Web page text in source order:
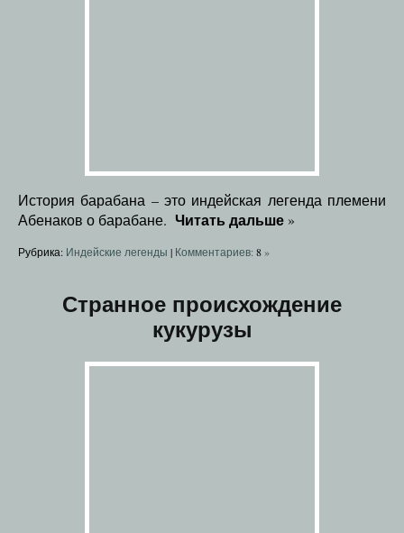
История барабана – это индейская легенда племени
Абенаков о барабане. Читать дальше »
Рубрика: Индейские легенды | Комментариев: 8»
Странное происхождение
кукурузы